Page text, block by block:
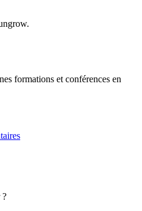
formations et conférences en
?